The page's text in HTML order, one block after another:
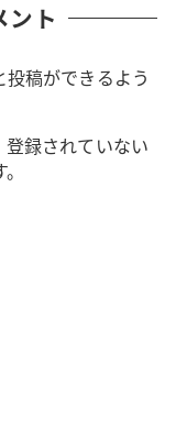
ント
稿ができるよう
録されていない